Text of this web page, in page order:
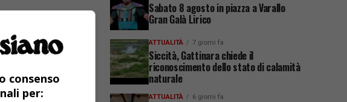
Sabato 8 agosto in piazza a Varallo
Gran Galà Lirico
ATTUALITÀ 7 giorni fa
Siccità, Gattinara chiede il
riconoscimento dello stato di calamità
naturale
ATTUALITÀ 6 giorni fa
consenso
per: